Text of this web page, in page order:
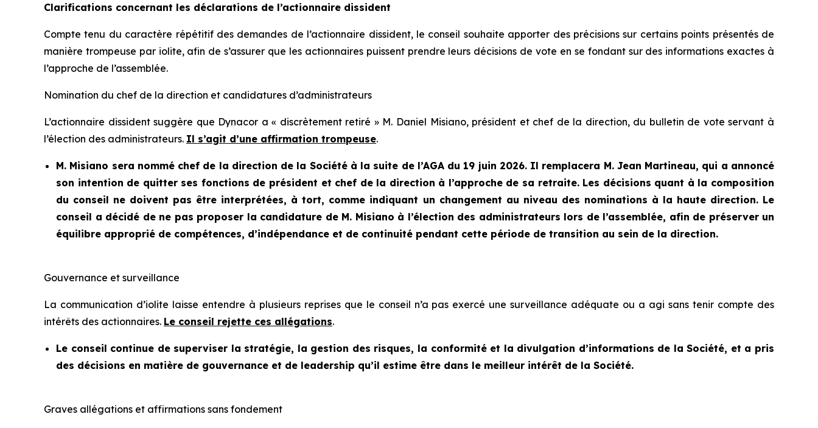
Clarifications concernant les déclarations de l’actionnaire dissident
Compte tenu du caractère répétitif des demandes de l’actionnaire dissident, le conseil souhaite apporter des précisions sur certains points présentés de
manière trompeuse par iolite, afin de s’assurer que les actionnaires puissent prendre leurs décisions de vote en se fondant sur des informations exactes à
l’approche de l’assemblée.
Nomination du chef de la direction et candidatures d’administrateurs
L’actionnaire dissident suggère que Dynacor a « discrètement retiré » M. Daniel Misiano, président et chef de la direction, du bulletin de vote servant à
l’élection des administrateurs. Il s’agit d’une affirmation trompeuse.
M. Misiano sera nommé chef de la direction de la Société à la suite de l’AGA du 19 juin 2026. Il remplacera M. Jean Martineau, qui a annoncé
son intention de quitter ses fonctions de président et chef de la direction à l’approche de sa retraite. Les décisions quant à la composition
du conseil ne doivent pas être interprétées, à tort, comme indiquant un changement au niveau des nominations à la haute direction. Le
conseil a décidé de ne pas proposer la candidature de M. Misiano à l’élection des administrateurs lors de l’assemblée, afin de préserver un
équilibre approprié de compétences, d’indépendance et de continuité pendant cette période de transition au sein de la direction.
Gouvernance et surveillance
La communication d’iolite laisse entendre à plusieurs reprises que le conseil n’a pas exercé une surveillance adéquate ou a agi sans tenir compte des
intérêts des actionnaires. Le conseil rejette ces allégations.
Le conseil continue de superviser la stratégie, la gestion des risques, la conformité et la divulgation d’informations de la Société, et a pris
des décisions en matière de gouvernance et de leadership qu’il estime être dans le meilleur intérêt de la Société.
Graves allégations et affirmations sans fondement